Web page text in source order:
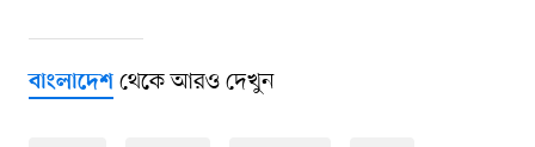
বাংলাদেশথেকে আরও দেখুন